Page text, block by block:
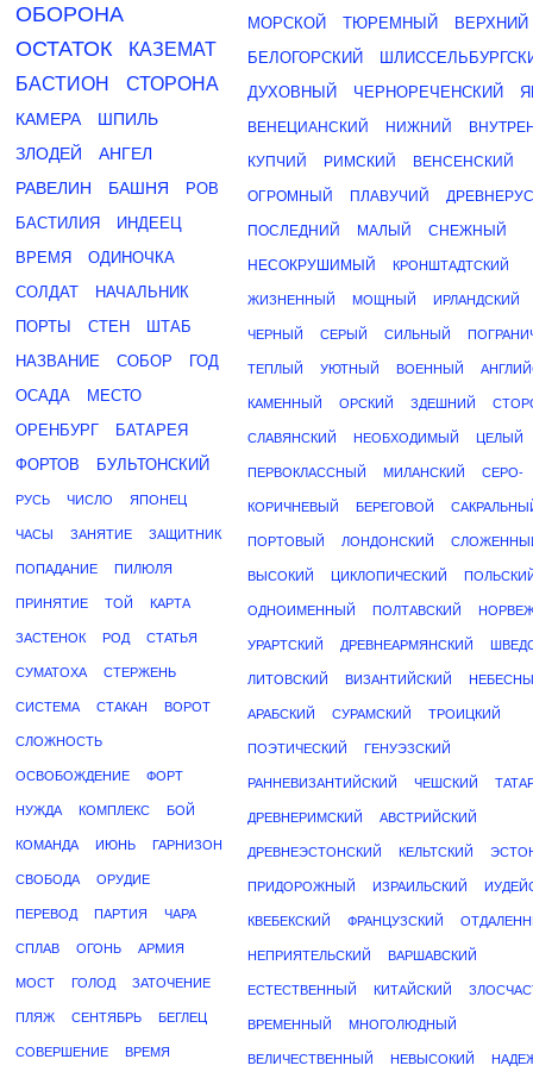
ОБОРОНА
ОСТАТОК
КАЗЕМАТ
БАСТИОН
СТОРОНА
КАМЕРА
ШПИЛЬ
ЗЛОДЕЙ
АНГЕЛ
РАВЕЛИН
БАШНЯ
РОВ
БАСТИЛИЯ
ИНДЕЕЦ
ВРЕМЯ
ОДИНОЧКА
СОЛДАТ
НАЧАЛЬНИК
ПОРТЫ
СТЕН
ШТАБ
НАЗВАНИЕ
СОБОР
ГОД
ОСАДА
МЕСТО
ОРЕНБУРГ
БАТАРЕЯ
ФОРТОВ
БУЛЬТОНСКИЙ
РУСЬ ЧИСЛО ЯПОНЕЦ
ЧАСЫ ЗАНЯТИЕ ЗАЩИТНИК
ПОПАДАНИЕ ПИЛЮЛЯ
ПРИНЯТИЕ ТОЙ КАРТА
ЗАСТЕНОК РОД СТАТЬЯ
СУМАТОХА СТЕРЖЕНЬ
СИСТЕМА СТАКАН ВОРОТ
СЛОЖНОСТЬ
ОСВОБОЖДЕНИЕ ФОРТ
НУЖДА КОМПЛЕКС БОЙ
КОМАНДА ИЮНЬ ГАРНИЗОН
СВОБОДА ОРУДИЕ
ПЕРЕВОД ПАРТИЯ ЧАРА
СПЛАВ ОГОНЬ АРМИЯ
МОСТ ГОЛОД ЗАТОЧЕНИЕ
ПЛЯЖ СЕНТЯБРЬ БЕГЛЕЦ
СОВЕРШЕНИЕ ВРЕМЯ
МОРСКОЙ ТЮРЕМНЫЙ
ВЕРХНИЙ
БЕЛОГОРСКИЙ
ДУХОВНЫЙ
ЧЕРНОРЕЧЕНСКИЙ
ВЕНЕЦИАНСКИЙ НИЖНИЙ
КУПЧИЙ РИМСКИЙ ВЕНСЕНСКИЙ
ОГРОМНЫЙ ПЛАВУЧИЙ
ПОСЛЕДНИЙ МАЛЫЙ СНЕЖНЫЙ
НЕСОКРУШИМЫЙ КРОНШТАДТСКИЙ
ЖИЗНЕННЫЙ МОЩНЫЙ ИРЛАНДСКИЙ
ЧЕРНЫЙ СЕРЫЙ СИЛЬНЫЙ
ТЕПЛЫЙ УЮТНЫЙ ВОЕННЫЙ
КАМЕННЫЙ ОРСКИЙ ЗДЕШНИЙ
СЛАВЯНСКИЙ НЕОБХОДИМЫЙ ЦЕЛЫЙ
ПЕРВОКЛАССНЫЙ МИЛАНСКИЙ СЕРО-
КОРИЧНЕВЫЙ БЕРЕГОВОЙ
ПОРТОВЫЙ ЛОНДОНСКИЙ
ВЫСОКИЙ ЦИКЛОПИЧЕСКИЙ
ОДНОИМЕННЫЙ ПОЛТАВСКИЙ
УРАРТСКИЙ ДРЕВНЕАРМЯНСКИЙ
ЛИТОВСКИЙ ВИЗАНТИЙСКИЙ
АРАБСКИЙ СУРАМСКИЙ ТРОИЦКИЙ
ПОЭТИЧЕСКИЙ ГЕНУЭЗСКИЙ
РАННЕВИЗАНТИЙСКИЙ ЧЕШСКИЙ
ДРЕВНЕРИМСКИЙ АВСТРИЙСКИЙ
ДРЕВНЕЭСТОНСКИЙ КЕЛЬТСКИЙ
ПРИДОРОЖНЫЙ ИЗРАИЛЬСКИЙ
КВЕБЕКСКИЙ ФРАНЦУЗСКИЙ
НЕПРИЯТЕЛЬСКИЙ ВАРШАВСКИЙ
ЕСТЕСТВЕННЫЙ КИТАЙСКИЙ
ВРЕМЕННЫЙ МНОГОЛЮДНЫЙ
ВЕЛИЧЕСТВЕННЫЙ НЕВЫСОКИЙ